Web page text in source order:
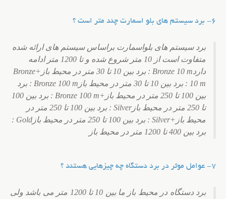
6- برد سیستم های بلو اسمارت چند متر است ؟
برد سیستم های بلواسمارت براساس سیستم های ارائه شده
متفاوت است از 10 متر شروع شده و تا 1200 متر ادامه
داردBronze 10 m : برد بین 10 تا 30 متر در محیط باز+Bronze
10 m : برد بین 10 تا 30 متر در محیط بازBronze 100 m : برد
بین 100 تا 250 متر در محیط باز+Bronze 100 m : برد بین 100
تا 250 متر در محیط بازSilver : برد بین 100 تا 250 متر در
محیط باز+Silver : برد بین 100 تا 250 متر در محیط بازGold :
برد بین 400 تا 1200 متر در محیط باز
7- عوامل موثر در برد دستگاه چه چیزهایی هستند ؟
برد دستگاه در محیط باز ما بین 10 تا 1200 متر می باشد ولی